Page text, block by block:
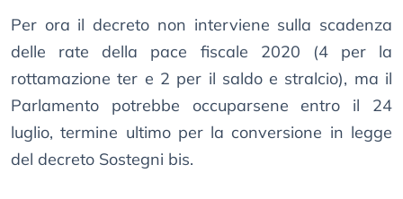
Per ora il decreto non interviene sulla scadenza
delle rate della pace fiscale 2020 (4 per la
rottamazione ter e 2 per il saldo e stralcio), ma il
Parlamento potrebbe occuparsene entro il 24
luglio, termine ultimo per la conversione in legge
del decreto Sostegni bis.